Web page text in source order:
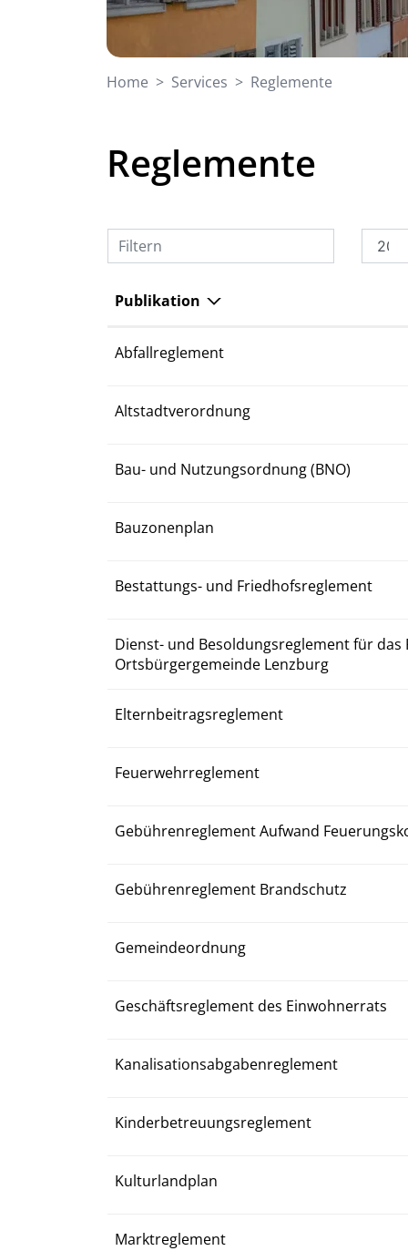
Home Services Reglemente
Reglemente
Filtern
Publikation
Abfallreglement
Altstadtverordnung
Bau- und Nutzungsordnung (BNO)
Bauzonenplan
Bestattungs- und Friedhofsreglement
Dienst- und Besoldungsreglement für
Ortsbürgergemeinde Lenzburg
Elternbeitragsreglement
Feuerwehrreglement
Gebührenreglement Aufwand
Gebührenreglement Brandschutz
Gemeindeordnung
Geschäftsreglement des Einwohnerrats
Kanalisationsabgabenreglement
Kinderbetreuungsreglement
Kulturlandplan
Marktreglement